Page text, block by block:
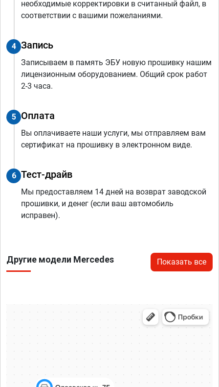
необходимые корректировки в считанный файл, в
соответствии с вашими пожеланиями.
4 Запись
Записываем в память ЭБУ новую прошивку нашим
лицензионным оборудованием. Общий срок работ
2-3 часа.
5 Оплата
Вы оплачиваете наши услуги, мы отправляем вам
сертификат на прошивку в электронном виде.
6 Тест-драйв
Мы предоставляем 14 дней на возврат заводской
прошивки, и денег (если ваш автомобиль
исправен).
Другие модели Mercedes Показать все